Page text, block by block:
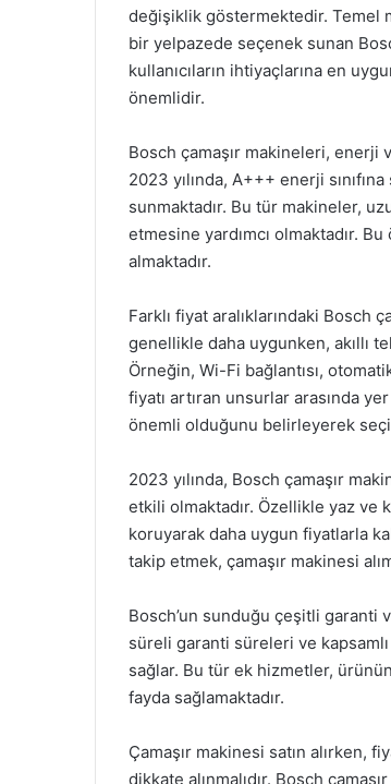
değişiklik göstermektedir. Temel
bir yelpazede seçenek sunan
kullanıcıların ihtiyaçlarına en
önemlidir.
Bosch çamaşır makineleri,
2023 yılında, A+++ enerji
sunmaktadır. Bu tür makineler,
etmesine yardımcı olmaktadır.
almaktadır.
Farklı fiyat aralıklarındaki Bosch
genellikle daha uygunken, akıllı
Örneğin, Wi-Fi bağlantısı,
fiyatı artıran unsurlar arasında
önemli olduğunu belirleyerek
2023 yılında, Bosch çamaşır
etkili olmaktadır. Özellikle yaz ve
koruyarak daha uygun fiyatlarla
takip etmek, çamaşır makinesi
Bosch’un sunduğu çeşitli
süreli garanti süreleri ve
sağlar. Bu tür ek hizmetler,
fayda sağlamaktadır.
Çamaşır makinesi satın alırken,
dikkate alınmalıdır. Bosch